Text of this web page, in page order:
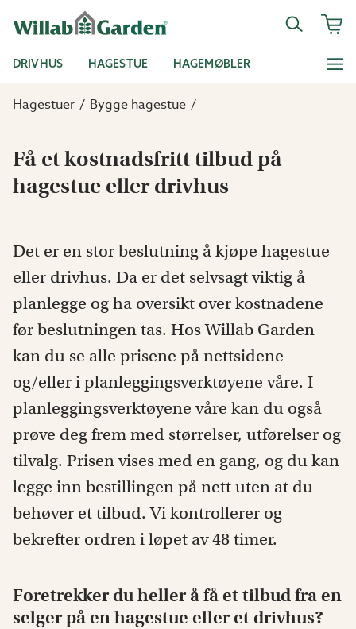
DRIVHUS HAGESTUE HAGEMØBLER
Hagestuer Bygge hagestue
Få et kostnadsfritt tilbud på
hagestue eller drivhus
Det er en stor beslutning å kjøpe hagestue
eller drivhus. Da er det selvsagt viktig å
planlegge og ha oversikt over kostnadene
før beslutningen tas. Hos Willab Garden
kan du se alle prisene på nettsidene
og/eller i planleggingsverktøyene våre. I
planleggingsverktøyene våre kan du også
prøve deg frem med størrelser, utførelser og
tilvalg. Prisen vises med en gang, og du kan
legge inn bestillingen på nett uten at du
behøver et tilbud. Vi kontrollerer og
bekrefter ordren i løpet av 48 timer.
Foretrekker du heller å få et tilbud fra en
selger på en hagestue eller et drivhus?